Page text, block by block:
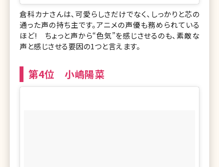
倉科カナさんは、可愛らしさだけでなく、しっかりと芯の
通った声の持ち主です。アニメの声優も務められている
ほど! ちょっと声から“色気”を感じさせるのも、素敵な
声と感じさせる要因の1つと言えます。
第4位 小嶋陽菜